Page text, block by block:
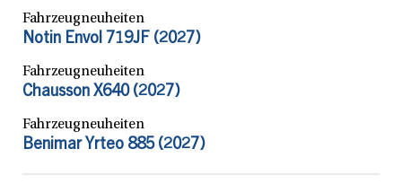
Fahrzeugneuheiten
Notin Envol 719JF (2027)
Fahrzeugneuheiten
Chausson X640 (2027)
Fahrzeugneuheiten
Benimar Yrteo 885 (2027)